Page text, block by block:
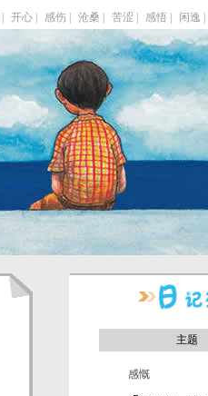
开心 | 感伤 | 沧桑 | 苦涩 | 感悟 | 闲逸 |
主题
感慨